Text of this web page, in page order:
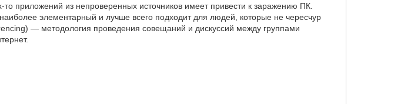
приложений из непроверенных источников имеет привести к заражению ПК.
элементарный и лучше всего подходит для людей, которые не чересчур
— методология проведения совещаний и дискуссий между группами